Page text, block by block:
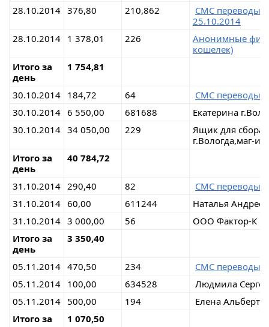
28.10.2014 376,80 210,862
СМС переводы
25.10.2014
28.10.2014
1 378,01 226
Анонимные
кошелек)
Итого за
день
1 754,81
30.10.2014 184,72 64
СМС переводы
30.10.2014 6 550,00 681688
Екатерина
30.10.2014 34 050,00 229
Ящик для сбора
г.Вологда,маг-
Итого за
день
40 784,72
31.10.2014 290,40 82
СМС переводы
31.10.2014 60,00 611244
Наталья
31.10.2014 3 000,00 56
ООО Фактор-К
Итого за
день
3 350,40
05.11.2014 470,50 234
СМС переводы
05.11.2014
100,00 634528
Людмила
05.11.2014
500,00 194
Елена
Итого за
1 070,50